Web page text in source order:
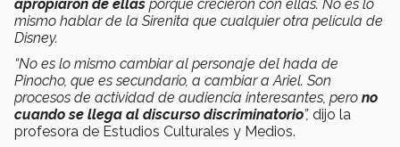
apropiaron de ellas porque crecieron con ellas. No es lo
mismo hablar de la Sirenita que cualquier otra película de
Disney.
“No es lo mismo cambiar al personaje del hada de
Pinocho, que es secundario, a cambiar a Ariel. Son
procesos de actividad de audiencia interesantes, pero no
cuando se llega al discurso discriminatorio”, dijo la
profesora de Estudios Culturales y Medios.